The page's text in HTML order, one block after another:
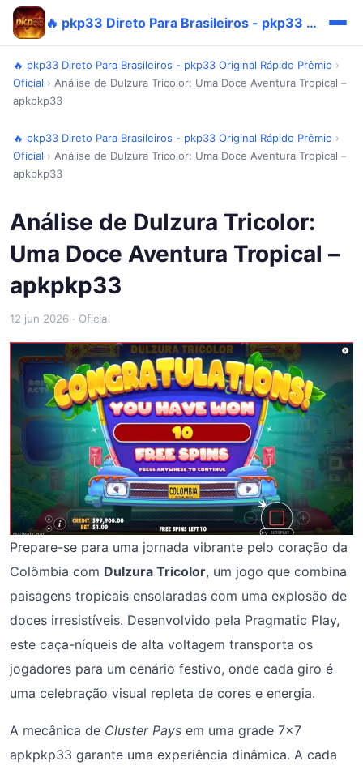
🔥 pkp33 Direto Para Brasileiros - pkp33 Original Rápido Prêmio
🔥 pkp33 Direto Para Brasileiros - pkp33 Original Rápido Prêmio ›
Oficial › Análise de Dulzura Tricolor: Uma Doce Aventura Tropical –
apkpkp33
🔥 pkp33 Direto Para Brasileiros - pkp33 Original Rápido Prêmio ›
Oficial › Análise de Dulzura Tricolor: Uma Doce Aventura Tropical –
apkpkp33
Análise de Dulzura Tricolor:
Uma Doce Aventura Tropical –
apkpkp33
12 jun 2026 · Oficial
Prepare-se para uma jornada vibrante pelo coração da
Colômbia com Dulzura Tricolor, um jogo que combina
paisagens tropicais ensolaradas com uma explosão de
doces irresistíveis. Desenvolvido pela Pragmatic Play,
este caça-níqueis de alta voltagem transporta os
jogadores para um cenário festivo, onde cada giro é
uma celebração visual repleta de cores e energia.
A mecânica de Cluster Pays em uma grade 7×7
apkpkp33 garante uma experiência dinâmica. A cada